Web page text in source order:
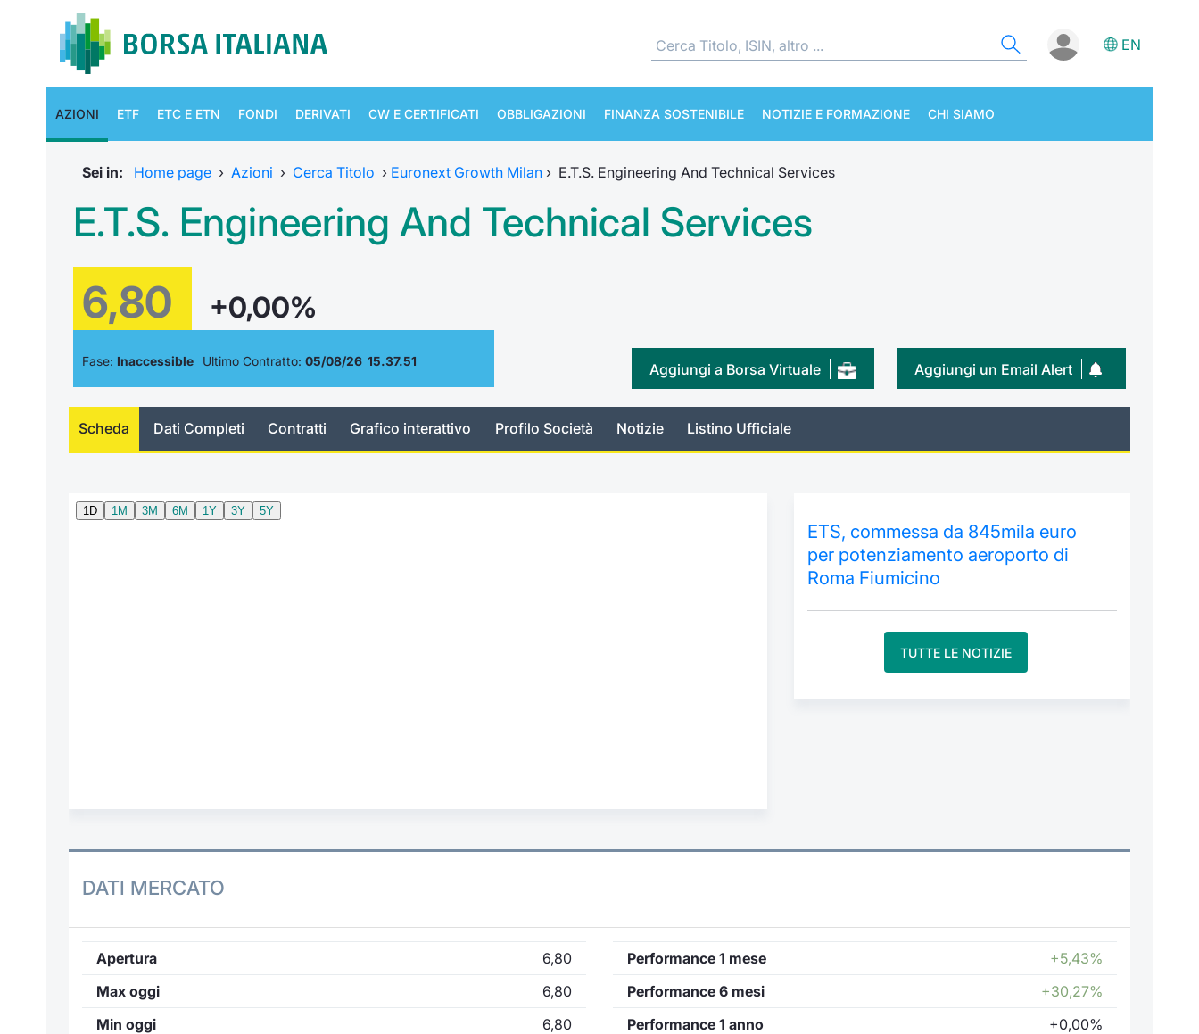
EN
AZIONI ETF ETC E ETN FONDI DERIVATI CW E CERTIFICATI OBBLIGAZIONI FINANZA SOSTENIBILE NOTIZIE E FORMAZIONE CHI SIAMO
Sei in: Home page › Azioni › Cerca Titolo › Euronext Growth Milan › E.T.S. Engineering And Technical Services
E.T.S. Engineering And Technical Services
6,80 +0,00%
Fase: Inaccessible Ultimo Contratto: 05/08/26 15.37.51 Aggiungi un Email Alert
Aggiungi a Borsa Virtuale
Scheda Dati Completi Contratti Grafico interattivo Profilo Società Notizie Listino Ufficiale
ETS, commessa da 845mila euro
per potenziamento aeroporto di
Roma Fiumicino
TUTTE LE NOTIZIE
DATI MERCATO
Apertura
6,80
Max oggi
6,80
Min oggi
6,80
Performance 1 mese
+5,43%
Performance 6 mesi
+30,27%
Performance 1 anno
+0,00%